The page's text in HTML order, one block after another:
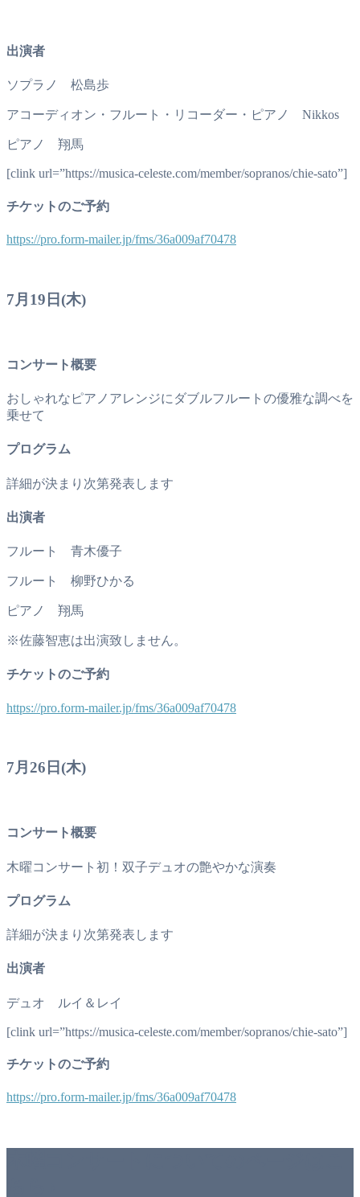
出演者
ソプラノ 松島歩
アコーディオン・フルート・リコーダー・ピアノ Nikkos
ピアノ 翔馬
[clink url=”https://musica-celeste.com/member/sopranos/chie-sato”]
チケットのご予約
https://pro.form-mailer.jp/fms/36a009af70478
7月19日(木)
コンサート概要
おしゃれなピアノアレンジにダブルフルートの優雅な調べを
乗せて
プログラム
詳細が決まり次第発表します
出演者
フルート 青木優子
フルート 柳野ひかる
ピアノ 翔馬
※佐藤智恵は出演致しません。
チケットのご予約
https://pro.form-mailer.jp/fms/36a009af70478
7月26日(木)
コンサート概要
木曜コンサート初！双子デュオの艶やかな演奏
プログラム
詳細が決まり次第発表します
出演者
デュオ ルイ＆レイ
[clink url=”https://musica-celeste.com/member/sopranos/chie-sato”]
チケットのご予約
https://pro.form-mailer.jp/fms/36a009af70478